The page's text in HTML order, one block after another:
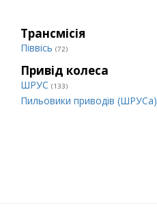
Трансмісія
Піввісь (72)
Привід колеса
ШРУС (133)
Пильовики приводів (ШРУСа)